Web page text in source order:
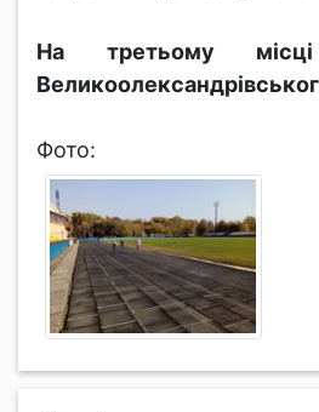
На третьому
Фото: